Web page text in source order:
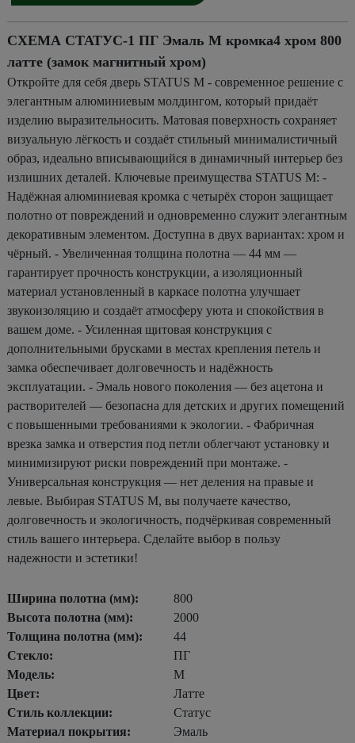
СХЕМА СТАТУС-1 ПГ Эмаль M кромка4 хром 800
латте (замок магнитный хром)
Откройте для себя дверь STATUS М - современное решение с
элегантным алюминиевым молдингом, который придаёт
изделию выразительносить. Матовая поверхность сохраняет
визуальную лёгкость и создаёт стильный минималистичный
образ, идеально вписывающийся в динамичный интерьер без
излишних деталей. Ключевые преимущества STATUS М: -
Надёжная алюминиевая кромка с четырёх сторон защищает
полотно от повреждений и одновременно служит элегантным
декоративным элементом. Доступна в двух вариантах: хром и
чёрный. - Увеличенная толщина полотна — 44 мм —
гарантирует прочность конструкции, а изоляционный
материал установленный в каркасе полотна улучшает
звукоизоляцию и создаёт атмосферу уюта и спокойствия в
вашем доме. - Усиленная щитовая конструкция с
дополнительными брусками в местах крепления петель и
замка обеспечивает долговечность и надёжность
эксплуатации. - Эмаль нового поколения — без ацетона и
растворителей — безопасна для детских и других помещений
с повышенными требованиями к экологии. - Фабричная
врезка замка и отверстия под петли облегчают установку и
минимизируют риски повреждений при монтаже. -
Универсальная конструкция — нет деления на правые и
левые. Выбирая STATUS М, вы получаете качество,
долговечность и экологичность, подчёркивая современный
стиль вашего интерьера. Сделайте выбор в пользу
надежности и эстетики!
Ширина полотна (мм):
800
Высота полотна (мм):
2000
Толщина полотна (мм):
44
Стекло:
ПГ
Модель:
М
Цвет:
Латте
Стиль коллекции:
Статус
Материал покрытия:
Эмаль